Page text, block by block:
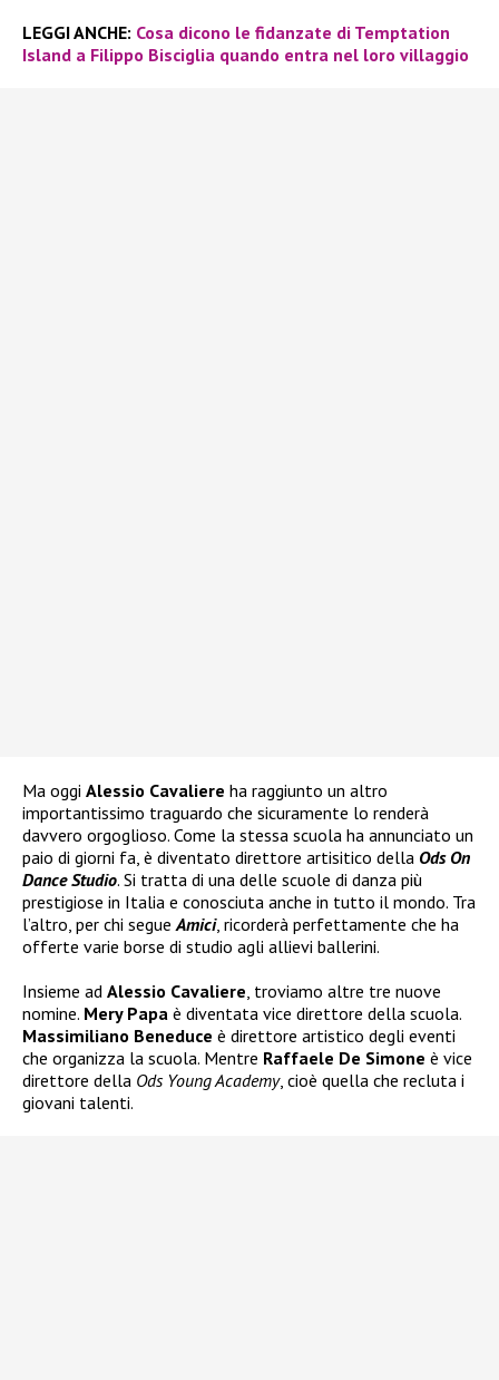
LEGGI ANCHE: Cosa dicono le fidanzate di Temptation
Island a Filippo Bisciglia quando entra nel loro villaggio
Ma oggi Alessio Cavaliere ha raggiunto un altro
importantissimo traguardo che sicuramente lo renderà
davvero orgoglioso. Come la stessa scuola ha annunciato un
paio di giorni fa, è diventato direttore artisitico della Ods On
Dance Studio. Si tratta di una delle scuole di danza più
prestigiose in Italia e conosciuta anche in tutto il mondo. Tra
l’altro, per chi segue Amici, ricorderà perfettamente che ha
offerte varie borse di studio agli allievi ballerini.
Insieme ad Alessio Cavaliere , troviamo altre tre nuove
nomine. Mery Papa è diventata vice direttore della scuola.
Massimiliano Beneduce è direttore artistico degli eventi
che organizza la scuola. Mentre Raffaele De Simone è vice
direttore della Ods Young Academy, cioè quella che recluta i
giovani talenti.